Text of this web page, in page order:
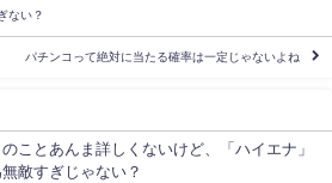
ない？
パチンコって絶対に当たる確率は一定じゃないよね
ことあんま詳しくないけど、「ハイエナ」
敵すぎじゃない？